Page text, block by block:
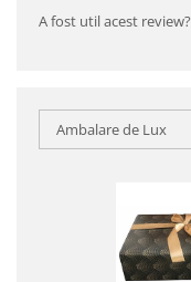
A fost util acest review?
Ambalare de Lux